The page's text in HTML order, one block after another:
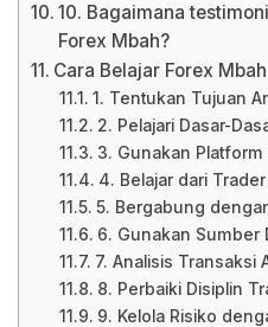
10. Bagaimana
Forex Mbah?
Cara Belajar Forex Mbah
1. Tentukan Tujuan
2. Pelajari Dasar-
3. Gunakan
4. Belajar dari
5. Bergabung
6. Gunakan Sumber
7. Analisis Transaksi
8. Perbaiki Disiplin
9. Kelola Risiko